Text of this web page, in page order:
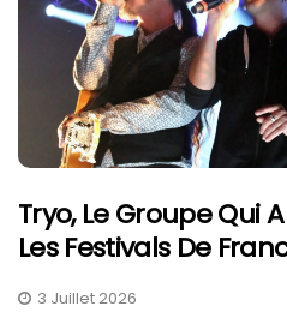
Tryo, Le Groupe Qui
Les Festivals De
3 Juillet 2026